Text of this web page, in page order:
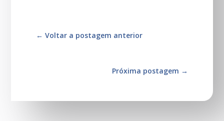
←Voltar a postagem anterior
Próxima postagem →